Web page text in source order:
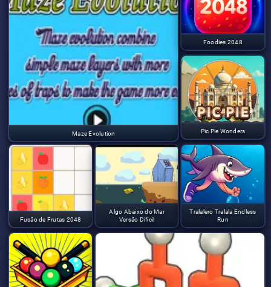
Maze Evolution
Foodies 2048
Pic Pie Wonders
Fusão de Frutas 2048
Algo Abaixo do Mar
Versão Difícil
Tralalero Tralala Endless
Run